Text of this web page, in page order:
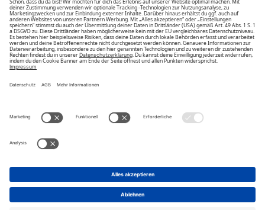
Unsere Vorteile
Unsere Partner
Bestellwiderruf